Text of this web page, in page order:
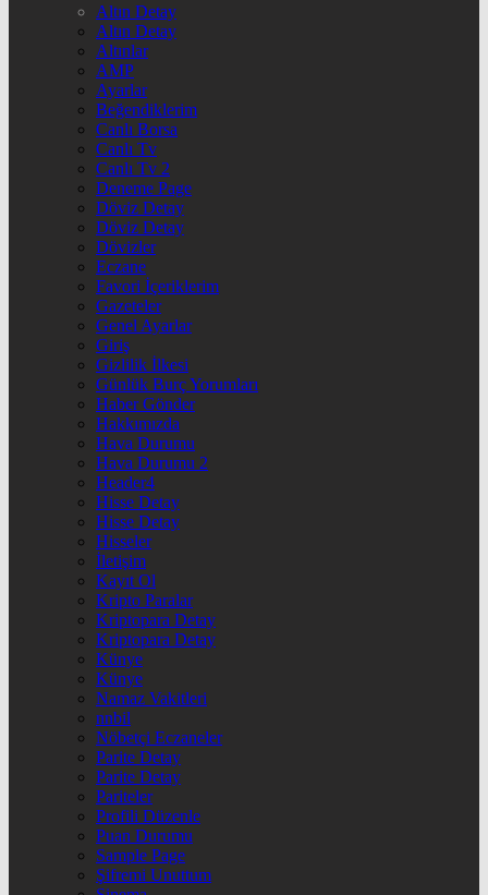
Altın Detay
Altın Detay
Altınlar
AMP
Ayarlar
Beğendiklerim
Canlı Borsa
Canlı Tv
Canlı Tv 2
Deneme Page
Döviz Detay
Döviz Detay
Dövizler
Eczane
Favori İçeriklerim
Gazeteler
Genel Ayarlar
Giriş
Gizlilik İlkesi
Günlük Burç Yorumları
Haber Gönder
Hakkımızda
Hava Durumu
Hava Durumu 2
Header4
Hisse Detay
Hisse Detay
Hisseler
İletişim
Kayıt Ol
Kripto Paralar
Kriptopara Detay
Kriptopara Detay
Künye
Künye
Namaz Vakitleri
nnbil
Nöbetçi Eczaneler
Parite Detay
Parite Detay
Pariteler
Profili Düzenle
Puan Durumu
Sample Page
Şifremi Unuttum